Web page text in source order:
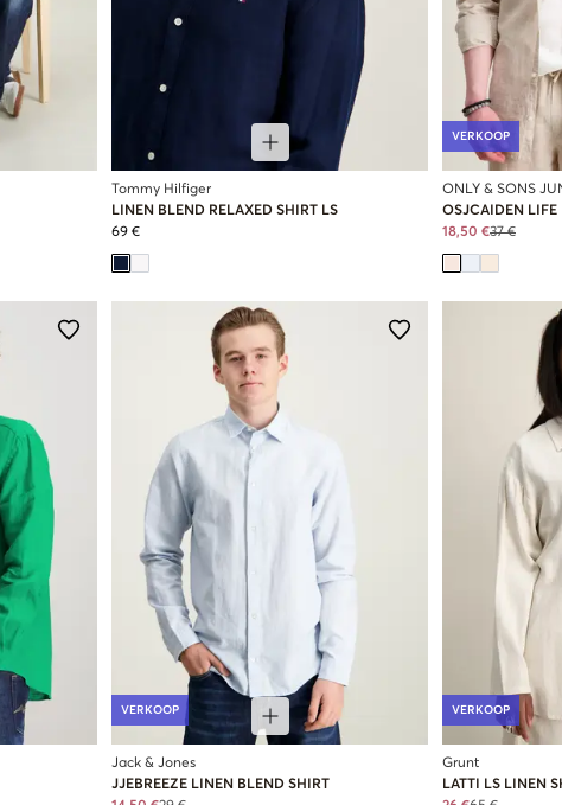
Tommy Hilfiger
LINEN BLEND RELAXED SHIRT LS
69 €
VERKOOP
ONLY & SONS
OSJCAIDEN LIFE
18,50 €37 €
VERKOOP
Jack & Jones
JJEBREEZE LINEN BLEND SHIRT
VERKOOP
Grunt
LATTI LS LINEN